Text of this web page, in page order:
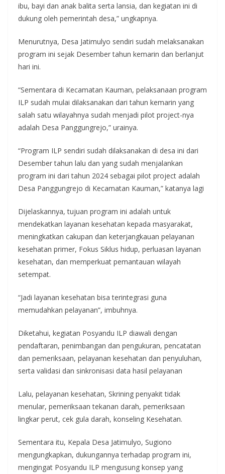
ibu, bayi dan anak balita serta lansia, dan kegiatan ini di
dukung oleh pemerintah desa,” ungkapnya.
Menurutnya, Desa Jatimulyo sendiri sudah melaksanakan
program ini sejak Desember tahun kemarin dan berlanjut
hari ini.
“Sementara di Kecamatan Kauman, pelaksanaan program
ILP sudah mulai dilaksanakan dari tahun kemarin yang
salah satu wilayahnya sudah menjadi pilot project-nya
adalah Desa Panggungrejo,” urainya.
“Program ILP sendiri sudah dilaksanakan di desa ini dari
Desember tahun lalu dan yang sudah menjalankan
program ini dari tahun 2024 sebagai pilot project adalah
Desa Panggungrejo di Kecamatan Kauman,” katanya lagi
Dijelaskannya, tujuan program ini adalah untuk
mendekatkan layanan kesehatan kepada masyarakat,
meningkatkan cakupan dan keterjangkauan pelayanan
kesehatan primer, Fokus Siklus hidup, perluasan layanan
kesehatan, dan memperkuat pemantauan wilayah
setempat.
“Jadi layanan kesehatan bisa terintegrasi guna
memudahkan pelayanan”, imbuhnya.
Diketahui, kegiatan Posyandu ILP diawali dengan
pendaftaran, penimbangan dan pengukuran, pencatatan
dan pemeriksaan, pelayanan kesehatan dan penyuluhan,
serta validasi dan sinkronisasi data hasil pelayanan
Lalu, pelayanan kesehatan, Skrining penyakit tidak
menular, pemeriksaan tekanan darah, pemeriksaan
lingkar perut, cek gula darah, konseling Kesehatan.
Sementara itu, Kepala Desa Jatimulyo, Sugiono
mengungkapkan, dukungannya terhadap program ini,
mengingat Posyandu ILP mengusung konsep yang